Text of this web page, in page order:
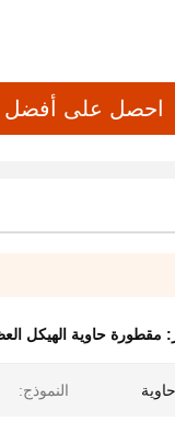
احصل على أفضل
مقطورة حاوية الهيكل
النموذج: